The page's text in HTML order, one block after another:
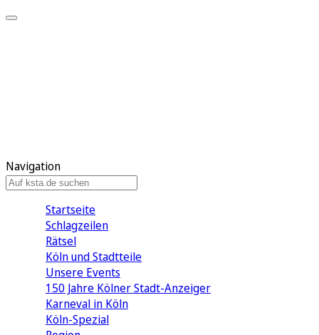
Navigation
Startseite
Schlagzeilen
Rätsel
Köln und Stadtteile
Unsere Events
150 Jahre Kölner Stadt-Anzeiger
Karneval in Köln
Köln-Spezial